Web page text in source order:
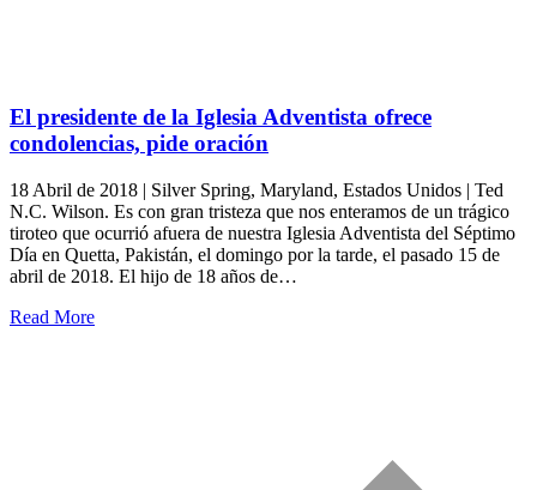
El presidente de la Iglesia Adventista ofrece
condolencias, pide oración
18 Abril de 2018 | Silver Spring, Maryland, Estados Unidos | Ted
N.C. Wilson. Es con gran tristeza que nos enteramos de un trágico
tiroteo que ocurrió afuera de nuestra Iglesia Adventista del Séptimo
Día en Quetta, Pakistán, el domingo por la tarde, el pasado 15 de
abril de 2018. El hijo de 18 años de…
Read More